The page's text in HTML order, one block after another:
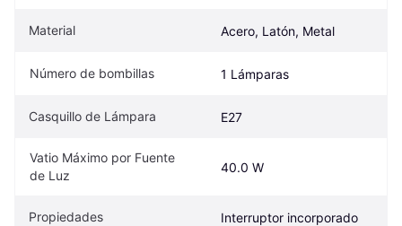
Material Acero, Latón, Metal
Número de bombillas 1 Lámparas
Casquillo de Lámpara E27
Vatio Máximo por Fuente
de Luz
40.0 W
Propiedades Interruptor incorporado